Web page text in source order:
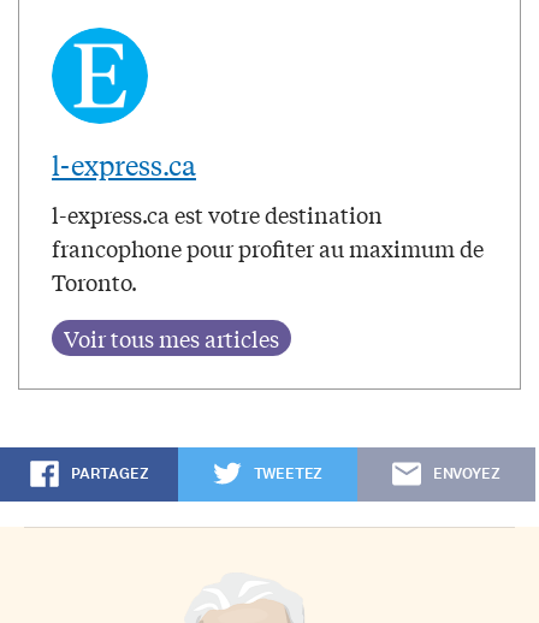
l-express.ca
l-express.ca est votre destination
francophone pour profiter au maximum de
Toronto.
PARTAGEZ TWEETEZ ENVOYEZ